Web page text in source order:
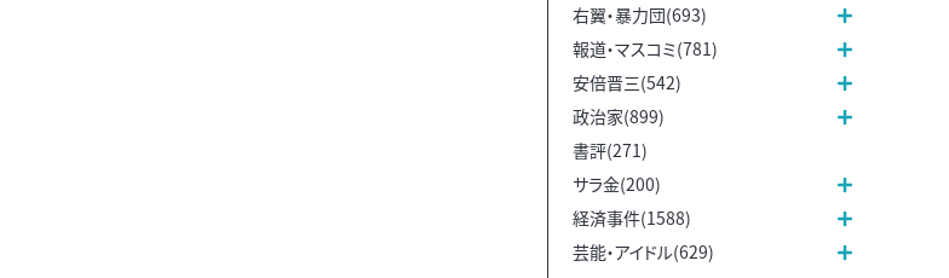
右翼・暴力団(693)
報道・マスコミ(781)
安倍晋三(542)
政治家(899)
書評(271)
サラ金(200)
経済事件(1588)
芸能・アイドル(629)